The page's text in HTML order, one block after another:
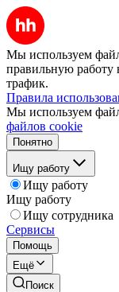
Мы используем
правильную работу
трафик.
Правила
Мы используем
файлов cookie
Понятно
Ищу работу
Ищу работу
Ищу работу
Ищу сотрудника
Сервисы
Помощь
Ещё
Поиск